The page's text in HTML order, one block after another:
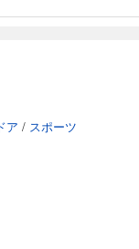
ア / スポーツ